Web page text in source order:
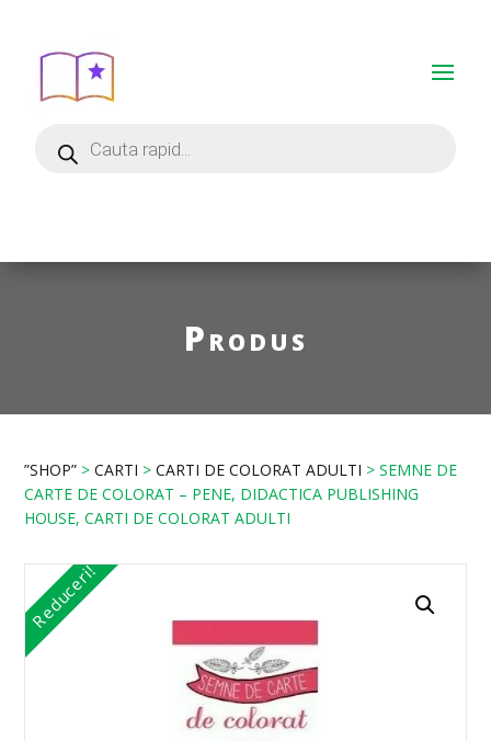
Produs
”SHOP” >CARTI >CARTI DE COLORAT ADULTI > SEMNE DE
CARTE DE COLORAT – PENE, DIDACTICA PUBLISHING
HOUSE, CARTI DE COLORAT ADULTI
Reduceri!